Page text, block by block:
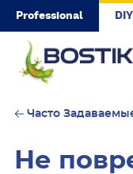
Skip to main content
Professional DIY
Часто
Не